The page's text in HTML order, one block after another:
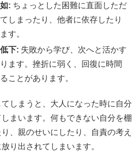
: ちょっとした困難に直面しただ
しまったり、他者に依存したり
す。
下: 失敗から学び、次へと活かす
ます。挫折に弱く、回復に時間
ことがあります。
しまうと、大人になった時に自分
まいます。何もできない自分を棚
、親のせいにしたり、自責の考え
り出されてしまいます。